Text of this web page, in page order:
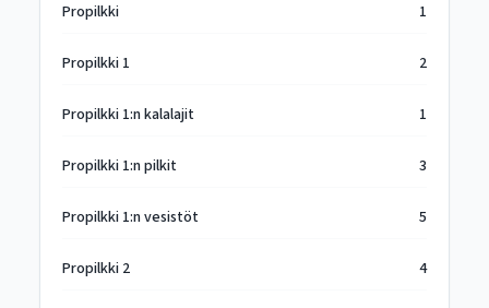
Propilkki 1
Propilkki 1 2
Propilkki 1:n kalalajit 1
Propilkki 1:n pilkit 3
Propilkki 1:n vesistöt 5
Propilkki 2 4